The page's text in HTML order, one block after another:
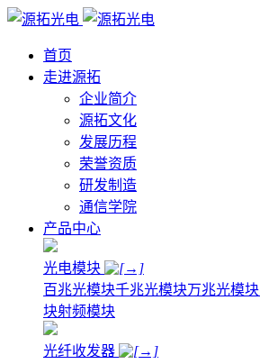
首页
走进源拓
企业简介
源拓文化
发展历程
荣誉资质
研发制造
通信学院
产品中心
光电模块
百兆光模块千兆光模块万兆光模块
块射频模块
光纤收发器